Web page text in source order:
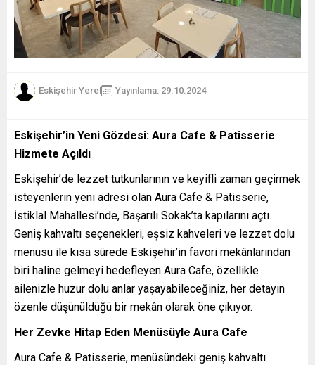
Eskişehir Yerel Yayınlama: 29.10.2024
Eskişehir’in Yeni Gözdesi: Aura Cafe & Patisserie
Hizmete Açıldı
Eskişehir’de lezzet tutkunlarının ve keyifli zaman geçirmek
isteyenlerin yeni adresi olan Aura Cafe & Patisserie,
İstiklal Mahallesi’nde, Başarılı Sokak’ta kapılarını açtı.
Geniş kahvaltı seçenekleri, eşsiz kahveleri ve lezzet dolu
menüsü ile kısa sürede Eskişehir’in favori mekânlarından
biri haline gelmeyi hedefleyen Aura Cafe, özellikle
ailenizle huzur dolu anlar yaşayabileceğiniz, her detayın
özenle düşünüldüğü bir mekân olarak öne çıkıyor.
Her Zevke Hitap Eden Menüsüyle Aura Cafe
Aura Cafe & Patisserie, menüsündeki geniş kahvaltı